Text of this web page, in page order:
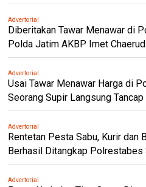
Advertorial
Diberitakan Tawar Menawar di
Polda Jatim AKBP Imet
Advertorial
Usai Tawar Menawar Harga di
Seorang Supir Langsung Tancap
Advertorial
Rentetan Pesta Sabu, Kurir dan
Berhasil Ditangkap Polrestabes
Advertorial